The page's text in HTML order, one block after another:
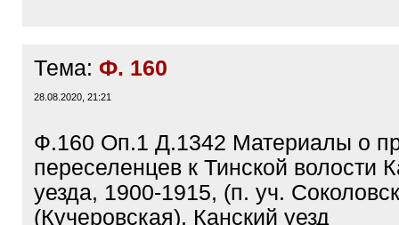
Тема: Ф. 160
28.08.2020, 21:21
Ф.160 Оп.1 Д.1342 Материалы о
переселенцев к Тинской волости
уезда, 1900-1915, (п. уч.
(Кучеровская), Канский уезд